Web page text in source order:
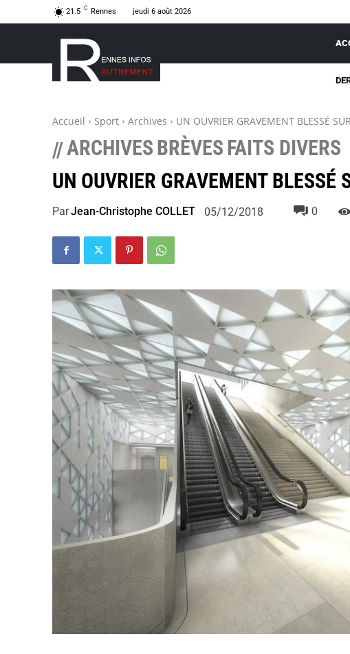
21.5 C Rennes jeudi 6 août 2026
Accueil Sport Archives UN OUVRIER GRAVEMENT BLESSÉ
//ARCHIVES BRÈVES FAITS DIVERS
UN OUVRIER GRAVEMENT BLESSÉ
ParJean-Christophe COLLET 05/12/2018 0